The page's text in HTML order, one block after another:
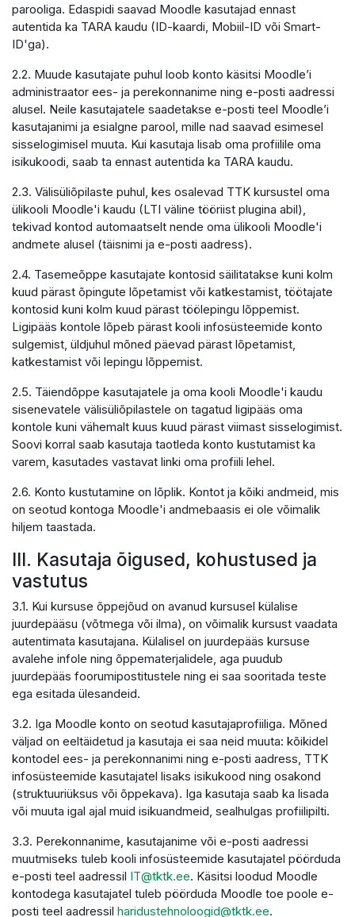
parooliga. Edaspidi saavad Moodle kasutajad ennast
autentida ka TARA kaudu (ID-kaardi, Mobiil-ID või Smart-
ID'ga).
2.2. Muude kasutajate puhul loob konto käsitsi Moodle’i
administraator ees- ja perekonnanime ning e-posti aadressi
alusel. Neile kasutajatele saadetakse e-posti teel Moodle’i
kasutajanimi ja esialgne parool, mille nad saavad esimesel
sisselogimisel muuta. Kui kasutaja lisab oma profiilile oma
isikukoodi, saab ta ennast autentida ka TARA kaudu.
2.3. Välisüliõpilaste puhul, kes osalevad TTK kursustel oma
ülikooli Moodle'i kaudu (LTI väline tööriist plugina abil),
tekivad kontod automaatselt nende oma ülikooli Moodle'i
andmete alusel (täisnimi ja e-posti aadress).
2.4. Tasemeõppe kasutajate kontosid säilitatakse kuni kolm
kuud pärast õpingute lõpetamist või katkestamist, töötajate
kontosid kuni kolm kuud pärast töölepingu lõppemist.
Ligipääs kontole lõpeb pärast kooli infosüsteemide konto
sulgemist, üldjuhul mõned päevad pärast lõpetamist,
katkestamist või lepingu lõppemist.
2.5. Täiendõppe kasutajatele ja oma kooli Moodle'i kaudu
sisenevatele välisüliõpilastele on tagatud ligipääs oma
kontole kuni vähemalt kuus kuud pärast viimast sisselogimist.
Soovi korral saab kasutaja taotleda konto kustutamist ka
varem, kasutades vastavat linki oma profiili lehel.
2.6. Konto kustutamine on lõplik. Kontot ja kõiki andmeid, mis
on seotud kontoga Moodle'i andmebaasis ei ole võimalik
hiljem taastada.
III. Kasutaja õigused, kohustused ja
vastutus
3.1. Kui kursuse õppejõud on avanud kursusel külalise
juurdepääsu (võtmega või ilma), on võimalik kursust vaadata
autentimata kasutajana. Külalisel on juurdepääs kursuse
avalehe infole ning õppematerjalidele, aga puudub
juurdepääs foorumipostitustele ning ei saa sooritada teste
ega esitada ülesandeid.
3.2. Iga Moodle konto on seotud kasutajaprofiiliga. Mõned
väljad on eeltäidetud ja kasutaja ei saa neid muuta: kõikidel
kontodel ees- ja perekonnanimi ning e-posti aadress, TTK
infosüsteemide kasutajatel lisaks isikukood ning osakond
(struktuuriüksus või õppekava). Iga kasutaja saab ka lisada
või muuta igal ajal muid isikuandmeid, sealhulgas profiilipilti.
3.3. Perekonnanime, kasutajanime või e-posti aadressi
muutmiseks tuleb kooli infosüsteemide kasutajatel pöörduda
e-posti teel aadressil IT@tktk.ee. Käsitsi loodud Moodle
kontodega kasutajatel tuleb pöörduda Moodle toe poole e-
posti teel aadressil haridustehnoloogid@tktk.ee.